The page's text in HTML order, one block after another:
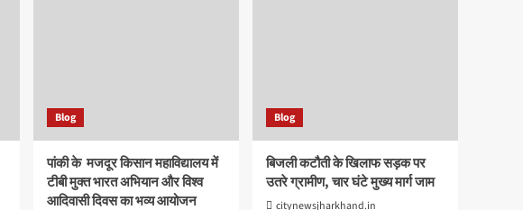
Blog
पांकी के ​ मजदूर किसान महाविद्यालय में
टीबी मुक्त भारत अभियान और विश्व
आदिवासी दिवस का भव्य आयोजन
Blog
बिजली कटौती के खिलाफ सड़क पर
उतरे ग्रामीण, चार घंटे मुख्य मार्ग जाम
citynewsjharkhand.in